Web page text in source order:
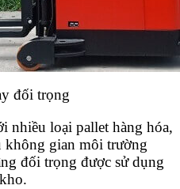
đối trọng
nhiều loại pallet hàng hóa,
không gian môi trường
đối trọng được sử dụng